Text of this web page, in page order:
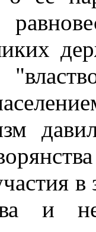
давил
в
и